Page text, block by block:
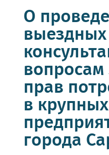
О
выездных
прав
в
города